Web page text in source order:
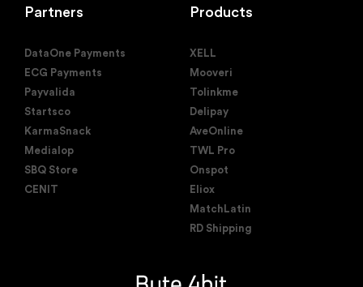
Partners
DataOne Payments
ECG Payments
Payvalida
Startsco
KarmaSnack
Medialop
SBQ Store
CENIT
Products
XELL
Mooveri
Tolinkme
Delipay
AveOnline
TWL Pro
Onspot
Eliox
MatchLatin
RD Shipping